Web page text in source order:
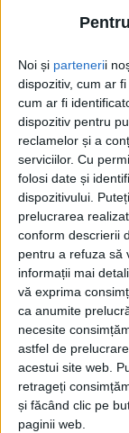
Noi și partenerii
dispozitiv, cum ar
cum ar fi
dispozitiv pentru
reclamelor și a
serviciilor. Cu
folosi date și
dispozitivului.
prelucrarea
conform descrierii
pentru a refuza să
informații mai
vă exprima
ca anumite
necesite
astfel de
acestui site web.
retrageți
și făcând clic pe
paginii web.
Acasă Etichete
Etichetă:
Jupân de
Jupanu - 19 mai 2026